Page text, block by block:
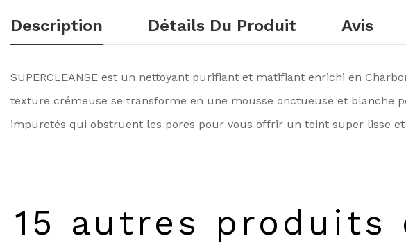
Description Détails Du Produit Avis
SUPERCLEANSE est un nettoyant purifiant et matifiant enrichi en
texture crémeuse se transforme en une mousse onctueuse et blanche
impuretés qui obstruent les pores pour vous offrir un teint super lisse
15 autres produits